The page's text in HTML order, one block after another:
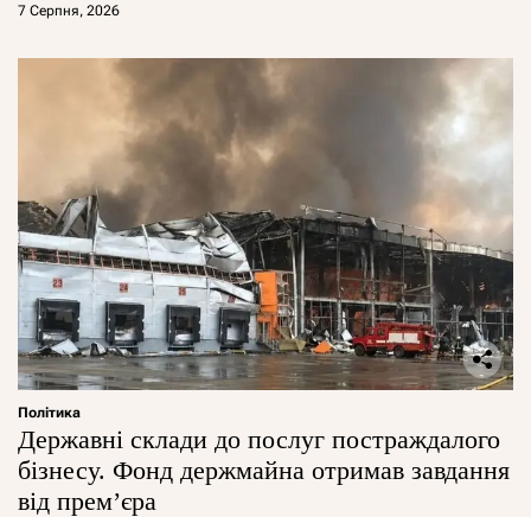
7 Серпня, 2026
Політика
Державні склади до послуг постраждалого
бізнесу. Фонд держмайна отримав завдання
від прем’єра